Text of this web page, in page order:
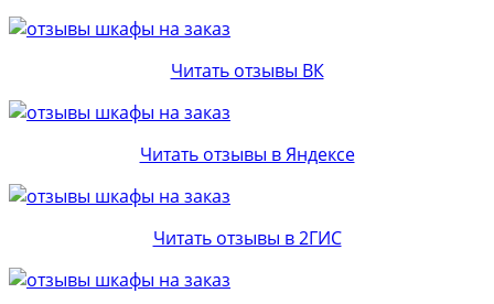
Читать отзывы ВК
Читать отзывы в Яндексе
Читать отзывы в 2ГИС